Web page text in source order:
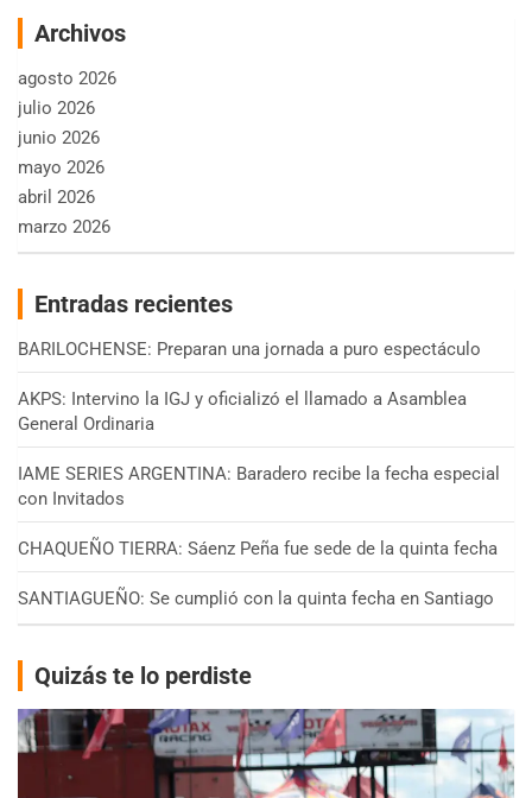
Archivos
agosto 2026
julio 2026
junio 2026
mayo 2026
abril 2026
marzo 2026
Entradas recientes
BARILOCHENSE: Preparan una jornada a puro espectáculo
AKPS: Intervino la IGJ y oficializó el llamado a Asamblea
General Ordinaria
IAME SERIES ARGENTINA: Baradero recibe la fecha especial
con Invitados
CHAQUEÑO TIERRA: Sáenz Peña fue sede de la quinta fecha
SANTIAGUEÑO: Se cumplió con la quinta fecha en Santiago
Quizás te lo perdiste